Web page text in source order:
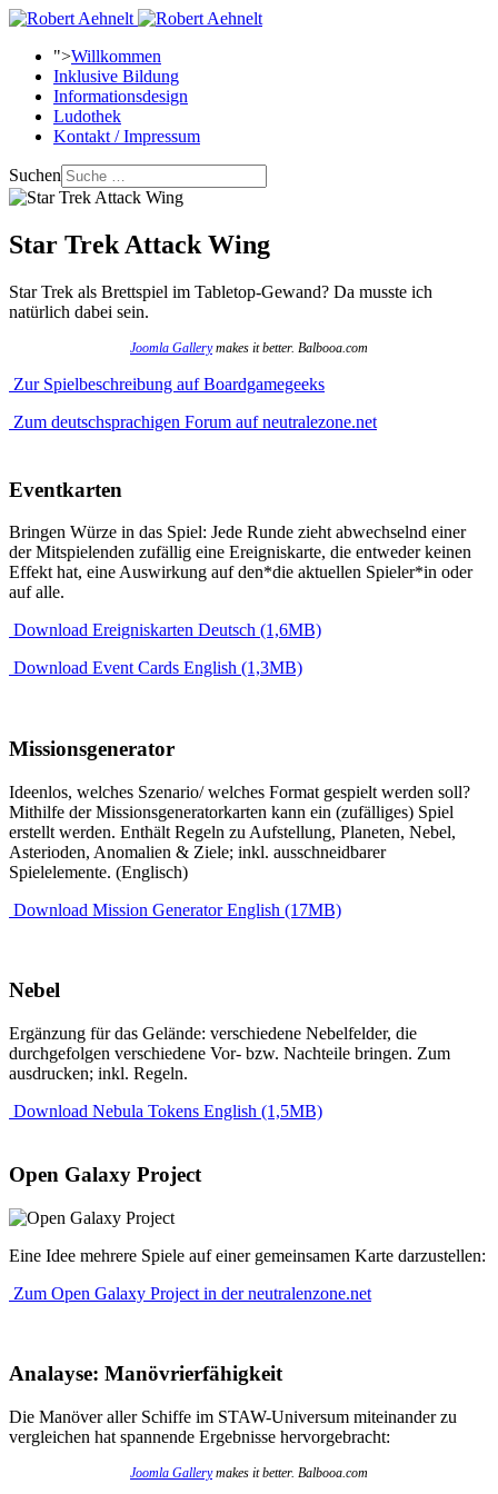
">Willkommen
Inklusive Bildung
Informationsdesign
Ludothek
Kontakt / Impressum
Suchen
Star Trek Attack Wing
Star Trek als Brettspiel im Tabletop-Gewand? Da musste ich
natürlich dabei sein.
Joomla Gallerymakes it better. Balbooa.com
Zur Spielbeschreibung auf Boardgamegeeks
Zum deutschsprachigen Forum auf neutralezone.net
Eventkarten
Bringen Würze in das Spiel: Jede Runde zieht abwechselnd einer
der Mitspielenden zufällig eine Ereigniskarte, die entweder keinen
Effekt hat, eine Auswirkung auf den*die aktuellen Spieler*in oder
auf alle.
Download Ereigniskarten Deutsch (1,6MB)
Download Event Cards English (1,3MB)
Missionsgenerator
Ideenlos, welches Szenario/ welches Format gespielt werden soll?
Mithilfe der Missionsgeneratorkarten kann ein (zufälliges) Spiel
erstellt werden. Enthält Regeln zu Aufstellung, Planeten, Nebel,
Asterioden, Anomalien & Ziele; inkl. ausschneidbarer
Spielelemente. (Englisch)
Download Mission Generator English (17MB)
Nebel
Ergänzung für das Gelände: verschiedene Nebelfelder, die
durchgefolgen verschiedene Vor- bzw. Nachteile bringen. Zum
ausdrucken; inkl. Regeln.
Download Nebula Tokens English (1,5MB)
Open Galaxy Project
Eine Idee mehrere Spiele auf einer gemeinsamen Karte darzustellen:
Zum Open Galaxy Project in der neutralenzone.net
Analayse: Manövrierfähigkeit
Die Manöver aller Schiffe im STAW-Universum miteinander zu
vergleichen hat spannende Ergebnisse hervorgebracht:
Joomla Gallerymakes it better. Balbooa.com